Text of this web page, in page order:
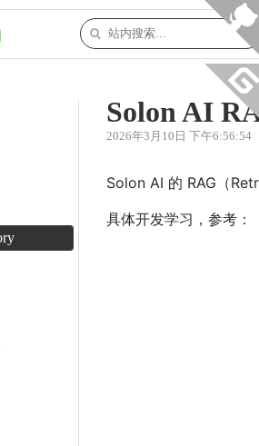
Solon AI
2026年3月10日 下午6:56:54
Solon AI 的 RAG（
具体开发学习，参考：